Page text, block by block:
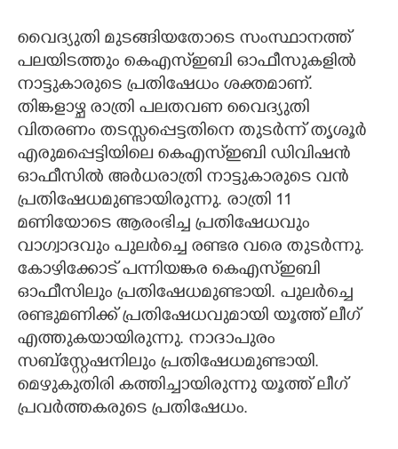
വൈദ്യുതി മുടങ്ങിയതോടെ സംസ്ഥാനത്ത്
പലയിടത്തും കെഎസ്ഇബി ഓഫീസുകളിൽ
നാട്ടുകാരുടെ പ്രതിഷേധം ശക്തമാണ്.
തിങ്കളാഴ്ച രാത്രി പലതവണ വൈദ്യുതി
വിതരണം തടസ്സപ്പെട്ടതിനെ തുടർന്ന് തൃശൂർ
എരുമപ്പെട്ടിയിലെ കെഎസ്ഇബി ഡിവിഷൻ
ഓഫീസിൽ അർധരാത്രി നാട്ടുകാരുടെ വൻ
പ്രതിഷേധമുണ്ടായിരുന്നു. രാത്രി 11
മണിയേ‍‍ാടെ ആരംഭിച്ച പ്രതിഷേധവും
വാഗ്വാദവും പുലർച്ചെ രണ്ടര വരെ തുടർന്നു.
കോഴിക്കോട് പന്നിയങ്കര കെഎസ്ഇബി
ഓഫീസിലും പ്രതിഷേധമുണ്ടായി. പുലര്‍ച്ചെ
രണ്ടുമണിക്ക് പ്രതിഷേധവുമായി യൂത്ത് ലീഗ്
എത്തുകയായിരുന്നു. നാദാപുരം
സബ്സ്റ്റേഷനിലും പ്രതിഷേധമുണ്ടായി.
മെഴുകുതിരി കത്തിച്ചായിരുന്നു യൂത്ത് ലീഗ്
പ്രവര്‍ത്തകരുടെ പ്രതിഷേധം.